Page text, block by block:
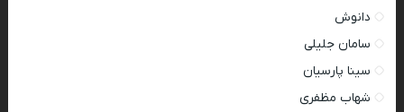
دانوش
سامان جلیلی
سینا پارسیان
شهاب مظفری